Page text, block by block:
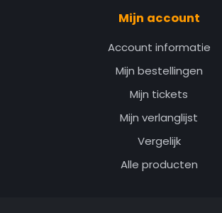
Mijn account
Account informatie
Mijn bestellingen
Mijn tickets
Mijn verlanglijst
Vergelijk
Alle producten